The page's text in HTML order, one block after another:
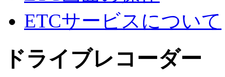
ETCサービスについて
ドライブレコーダー